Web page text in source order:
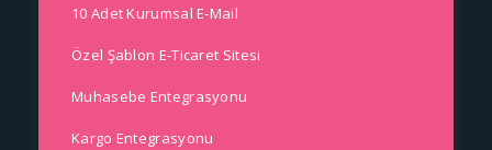
10 Adet Kurumsal E-Mail
Özel Şablon E-Ticaret Sitesi
Muhasebe Entegrasyonu
Kargo Entegrasyonu